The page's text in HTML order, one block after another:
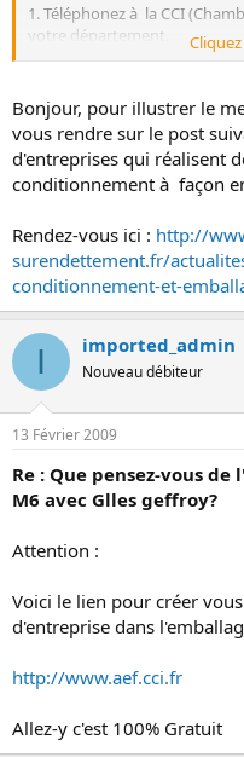
1. Téléphonez à la CCI
votre département.
2. Demandez-leur les horaires
principale de l'entreprise)
spécialisées dans le
4. Demandez-leur le «
5. Sur le KOMPASS, vous
code APE.
7. Puis téléphonez aux
coordonnées et demandez-
conditionnement à domicile.
Vous pouvez aussi vous
http://www.aef.ccisi vous
dire . bon courage chantal
Bonjour, pour illustrer le
vous rendre sur le post
d'entreprises qui réalisent
conditionnement à façon
Rendez-vous ici : http://
surendettement.fr/
conditionnement-et-
I imported_admin
Nouveau débiteur
13 Février 2009
Re : Que pensez-vous
M6 avec Glles geffroy?
Attention :
Voici le lien pour créer
d'entreprise dans
http://www.aef.cci.fr
Allez-y c'est 100% Gratuit